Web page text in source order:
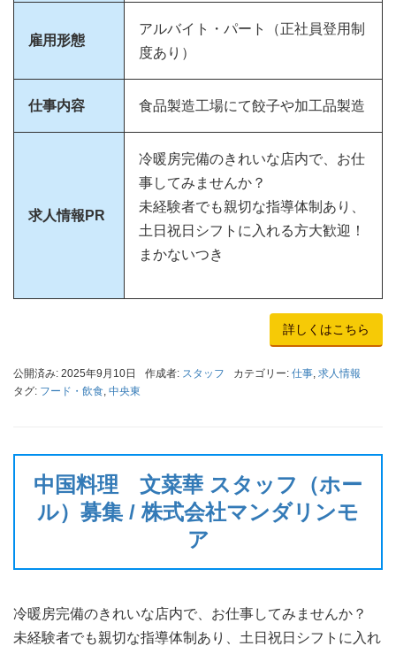
雇用形態
アルバイト・パート（正社員登用制
度あり）
仕事内容 食品製造工場にて餃子や加工品製造
求人情報PR
冷暖房完備のきれいな店内で、お仕
事してみませんか？
未経験者でも親切な指導体制あり、
土日祝日シフトに入れる方大歓迎！
まかないつき
詳しくはこちら
公開済み: 2025年9月10日 作成者: スタッフ カテゴリー: 仕事, 求人情報
タグ: フード・飲食, 中央東
中国料理 文菜華 スタッフ（ホー
ル）募集 / 株式会社マンダリンモ
ア
冷暖房完備のきれいな店内で、お仕事してみませんか？
未経験者でも親切な指導体制あり、土日祝日シフトに入れ